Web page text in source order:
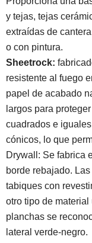
y tejas, tejas
extraídas de
o con pintura.
Sheetrock:
resistente al fuego
papel de acabado
largos para
cuadrados e
cónicos, lo que
Drywall: Se fabrica
borde rebajado.
tabiques con
otro tipo de
planchas se
lateral verde-negro.